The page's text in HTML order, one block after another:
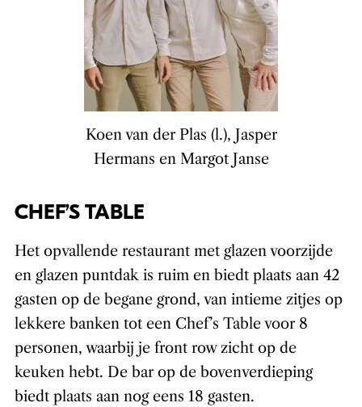
Koen van der Plas (l.), Jasper
Hermans en Margot Janse
CHEF’S TABLE
Het opvallende restaurant met glazen voorzijde
en glazen puntdak is ruim en biedt plaats aan 42
gasten op de begane grond, van intieme zitjes op
lekkere banken tot een Chef’s Table voor 8
personen, waarbij je front row zicht op de
keuken hebt. De bar op de bovenverdieping
biedt plaats aan nog eens 18 gasten.